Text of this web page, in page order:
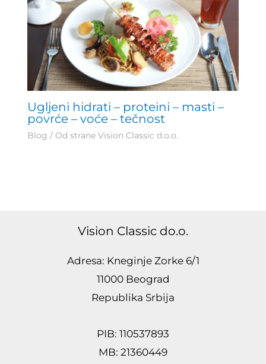
Ugljeni hidrati – proteini – masti –
povrće – voće – tečnost
Blog / Od strane Vision Classic d.o.o.
Vision Classic do.o.
Adresa: Kneginje Zorke 6/1
11000 Beograd
Republika Srbija
PIB: 110537893
MB: 21360449